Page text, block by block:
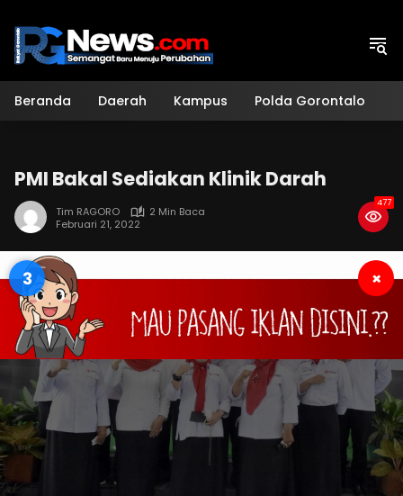
konten
Beranda Daerah Kampus Polda Gorontalo
PMI Bakal Sediakan Klinik Darah
Tim RAGORO
2 Min Baca
Februari 21, 2022
477
3 ×